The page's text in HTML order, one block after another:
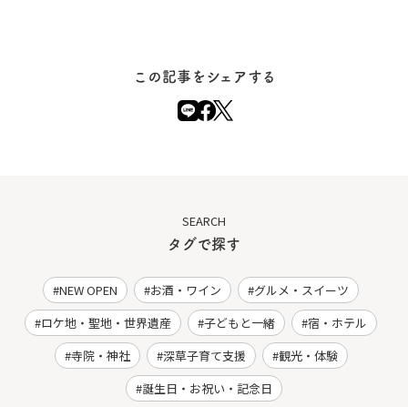
この記事をシェアする
SEARCH
タグで探す
NEW OPEN お酒・ワイン
グルメ・スイーツ
ロケ地・聖地・世界遺産
子どもと一緒
宿・ホテル
寺院・神社
深草子育て支援
観光・体験
誕生日・お祝い・記念日